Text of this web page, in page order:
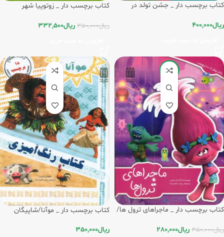
کتاب برچسب دار _ جشن تولد در
ریال400,000
کتاب برچسب دار _ زوتوپیا شهر
ریال350,000 ریال332,500
-20%
کتاب برچسب دار _ ماجراهای ترول ها/
ریال350,000 ریال280,000
کتاب برچسب دار _ موآنا/شاپیگان
ریال350,000